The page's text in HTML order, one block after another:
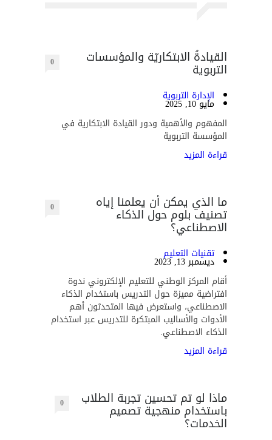
القيادةُ الابتكاريّة والمؤسسات
التربوية 0
الإدارة التربوية
مايو 10, 2025
المفهوم والأهمية ودور القيادة الابتكارية في
المؤسسة التربوية
قراءة المزيد
ما الذي يمكن أن يعلمنا إياه
تصنيف بلوم حول الذكاء
الاصطناعي؟
0
تقنيات التعليم
ديسمبر 13, 2023
أقام المركز الوطني للتعليم الإلكتروني ندوة
افتراضية مميزة حول التدريس باستخدام الذكاء
الاصطناعي، واستعرض فيها المتحدثون أهم
الأدوات والأساليب المبتكرة للتدريس عبر استخدام
الذكاء الاصطناعي.
قراءة المزيد
ماذا لو تم تحسين تجربة الطلاب
باستخدام منهجية تصميم
الخدمات؟
0